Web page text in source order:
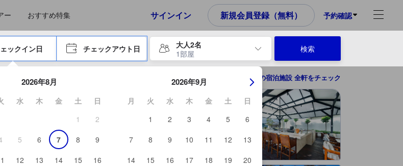
ー おすすめ特集 サインイン 新規会員登録（無料） 予約確認
ンターキーを押して内容を確定して、検索します。
ックイン日 チェックアウト日
大人2名
1部屋
を押して日付選択画面の操作を開始します。方向キーを使用して、チェックイン日とチェックアウト日を移動します。
2026年8月
水 木 金 土
日
1
2
5 6 7 8
9
12 13 14 15
16
2026年9月
月 火 水 木 金 土
日
1
2 3 4 5
6
7
8 9 10 11 12
13
14
15 16 17 18 19
20
検索
コタキナバルの宿泊施設 全軒をチェック
されています。実際の経験に基づいた内容であるため、これから宿泊選びをされるユーザーにとっても参考となる信頼で